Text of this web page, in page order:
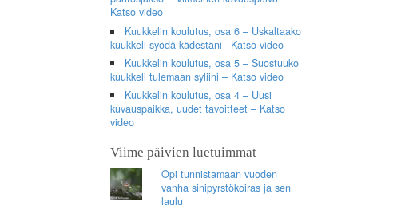
Katso video
Kuukkelin koulutus, osa 6 – Uskaltaako
kuukkeli syödä kädestäni– Katso video
Kuukkelin koulutus, osa 5 – Suostuuko
kuukkeli tulemaan syliini – Katso video
Kuukkelin koulutus, osa 4 – Uusi
kuvauspaikka, uudet tavoitteet – Katso
video
Viime päivien luetuimmat
Opi tunnistamaan vuoden
vanha sinipyrstökoiras ja sen
laulu